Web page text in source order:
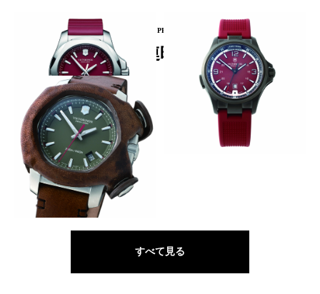
PICKUP PRODUCT
関連時計
着脱ボンパーで2つの顔に
VICTORINOX SWISS ARMY
イノックス レッド
3つのLEDを装備
VICTORINOX SWISS ARMY
ナイトビジョン
ケースをレザーで着飾る
VICTORINOX SWISS ARMY
イノックス REMADE IN
SWITZERLAND
すべて見る